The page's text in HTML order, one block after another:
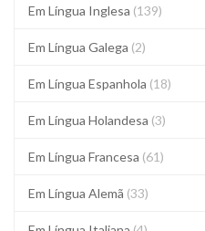
Em Língua Inglesa (139)
Em Língua Galega (2)
Em Língua Espanhola (18)
Em Língua Holandesa (3)
Em Língua Francesa (61)
Em Língua Alemã (33)